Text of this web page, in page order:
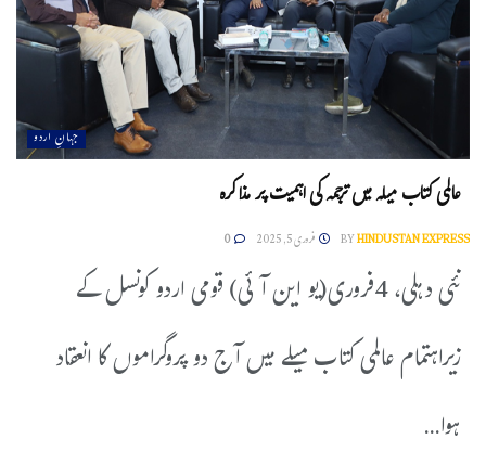
جہانِ اردو
عالمی کتاب میلہ میں ترجمہ کی اہمیت پر مذاکرہ
BYHINDUSTAN EXPRESS فروری 5, 2025 0
نئی دہلی، 4فروری(یو این آئی) قومی اردو کونسل کے
زیراہتمام عالمی کتاب میلے میں آج دو پروگراموں کا انعقاد
ہوا...